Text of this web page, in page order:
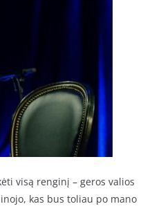
visą renginį – geros valios
kas bus toliau po mano